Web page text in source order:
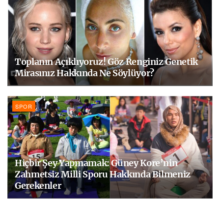
Toplanın Açıklıyoruz! Göz Renginiz Genetik
Mirasınız Hakkında Ne Söylüyor?
SPOR
Hiçbir Şey Yapmamak: Güney Kore’nin
Zahmetsiz Milli Sporu Hakkında Bilmeniz
Gerekenler